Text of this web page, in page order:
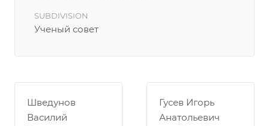
SUBDIVISION
Ученый совет
Шведунов
Василий
Гусев Игорь
Анатольевич